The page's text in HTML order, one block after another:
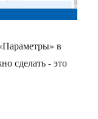
в
сделать - это